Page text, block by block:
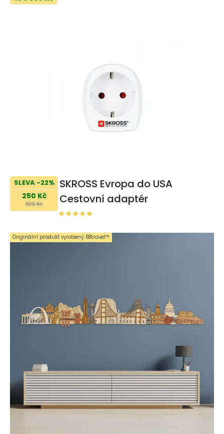
SLEVA -22%
250 Kč
320 Kč
SKROSS Evropa do USA
Cestovní adaptér
Originální produkt vyrobený 68travel™️